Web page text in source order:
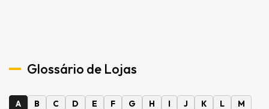
Glossário de Lojas
A B C D E F G H I J K L
M